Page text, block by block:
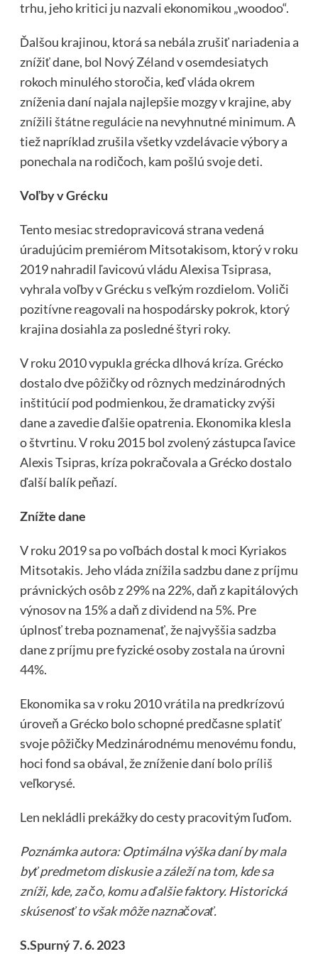
trhu, jeho kritici ju nazvali ekonomikou „woodoo“.
Ďalšou krajinou, ktorá sa nebála zrušiť nariadenia a
znížiť dane, bol Nový Zélandv osemdesiatych
rokoch minulého storočia, keď vláda okrem
zníženia daní najala najlepšie mozgy v krajine, aby
znížili štátne reguláciena nevyhnutné minimum. A
tiež napríklad zrušila všetky vzdelávacie výbory a
ponechala na rodičoch, kam pošlú svoje deti.
Voľby v Grécku
Tento mesiac stredopravicová strana vedená
úradujúcim premiérom Mitsotakisom, ktorý v roku
2019 nahradil ľavicovú vládu Alexisa Tsiprasa,
vyhrala voľby v Grécku s veľkým rozdielom. Voliči
pozitívne reagovali na hospodársky pokrok, ktorý
krajina dosiahla za posledné štyri roky.
V roku 2010 vypukla grécka dlhová kríza. Grécko
dostalo dve pôžičky od rôznych medzinárodných
inštitúcií pod podmienkou, že dramaticky zvýši
dane a zavedie ďalšie opatrenia. Ekonomika klesla
o štvrtinu. V roku 2015 bol zvolený zástupca ľavice
Alexis Tsipras, kríza pokračovala a Grécko dostalo
ďalší balík peňazí.
Znížte dane
V roku 2019 sa po voľbách dostal k moci Kyriakos
Mitsotakis. Jeho vláda znížila sadzbu dane z príjmu
právnických osôb z 29% na 22%, daň z kapitálových
výnosov na 15% a daň z dividend na 5%. Pre
úplnosť treba poznamenať, že najvyššia sadzba
dane z príjmu pre fyzické osoby zostala na úrovni
44%.
Ekonomika sa v roku 2010 vrátila na predkrízovú
úroveň a Grécko bolo schopné predčasne splatiť
svoje pôžičky Medzinárodnému menovému fondu,
hoci fond sa obával, že zníženie daní bolo príliš
veľkorysé.
Len nekládli prekážky do cesty pracovitým ľuďom.
Poznámka autora: Optimálna výška daní by mala
byť predmetom diskusie a záleží na tom, kde sa
zníži, kde, za čo, komu a ďalšie faktory. Historická
skúsenosť to však môže naznačovať.
S.Spurný7. 6. 2023